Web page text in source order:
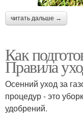
читать дальше →
Как
Правила
Осенний уход за
процедур - это
удобрений.